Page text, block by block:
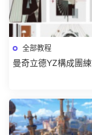
全部教程
曼奇立德YZ構成團
8月已結課【畫質高